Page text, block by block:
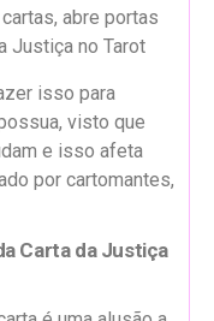
abre portas
Justiça no Tarot
isso para
visto que
e isso afeta
por cartomantes,
Carta da Justiça